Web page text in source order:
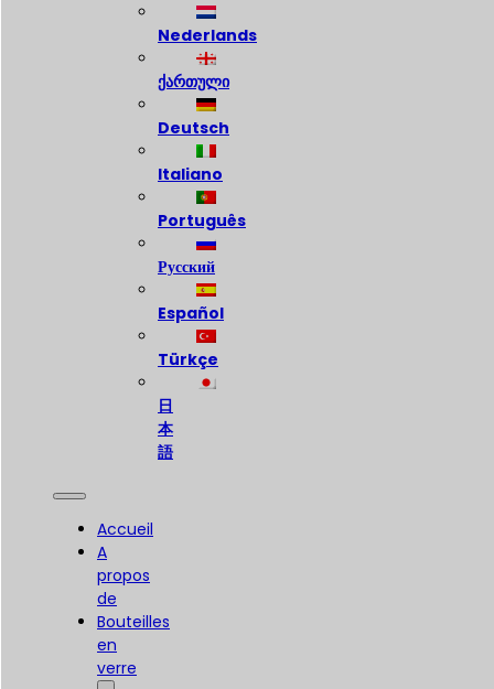
Nederlands
ქართული
Deutsch
Italiano
Português
Русский
Español
Türkçe
日
本
語
Accueil
A
propos
de
Bouteilles
en
verre